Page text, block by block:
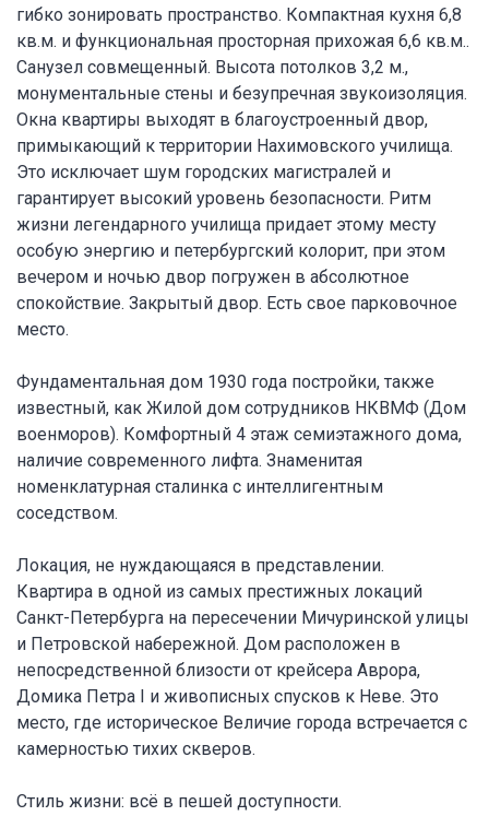
гибко зонировать пространство. Компактная кухня 6,8
кв.м. и функциональная просторная прихожая 6,6 кв.м..
Санузел совмещенный. Высота потолков 3,2 м.,
монументальные стены и безупречная звукоизоляция.
Окна квартиры выходят в благоустроенный двор,
примыкающий к территории Нахимовского училища.
Это исключает шум городских магистралей и
гарантирует высокий уровень безопасности. Ритм
жизни легендарного училища придает этому месту
особую энергию и петербургский колорит, при этом
вечером и ночью двор погружен в абсолютное
спокойствие. Закрытый двор. Есть свое парковочное
место.
Фундаментальная дом 1930 года постройки, также
известный, как Жилой дом сотрудников НКВМФ (Дом
военморов). Комфортный 4 этаж семиэтажного дома,
наличие современного лифта. Знаменитая
номенклатурная сталинка с интеллигентным
соседством.
Локация, не нуждающаяся в представлении.
Квартира в одной из самых престижных локаций
Санкт-Петербурга на пересечении Мичуринской улицы
и Петровской набережной. Дом расположен в
непосредственной близости от крейсера Аврора,
Домика Петра I и живописных спусков к Неве. Это
место, где историческое Величие города встречается с
камерностью тихих скверов.
Стиль жизни: всё в пешей доступности.